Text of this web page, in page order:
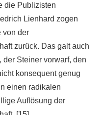
die Publizisten
Lienhard zogen
von der
zurück. Das galt auch
der Steiner vorwarf, den
konsequent genug
einen radikalen
Auflösung der